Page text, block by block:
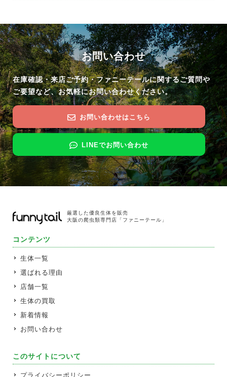
お問い合わせ
在庫確認・来店ご予約・ファニーテールに関するご質問や
ご要望など、お気軽にお問い合わせください。
お問い合わせはこちら
LINEでお問い合わせ
厳選した優良生体を販売
大阪の爬虫類専門店「ファニーテール」
コンテンツ
生体一覧
選ばれる理由
店舗一覧
生体の買取
新着情報
お問い合わせ
このサイトについて
プライバシーポリシー